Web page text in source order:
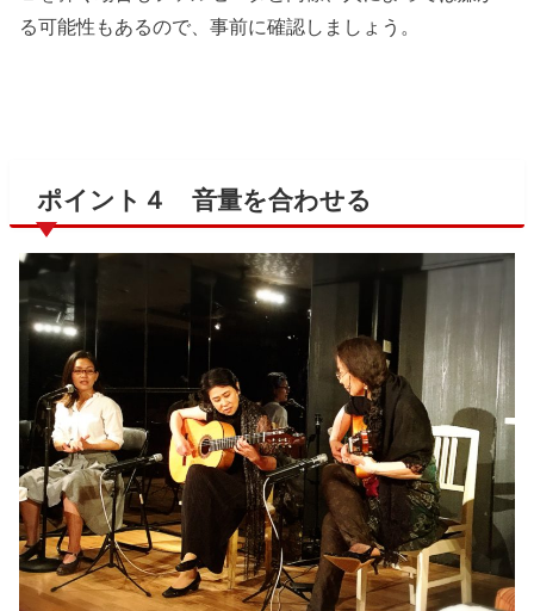
る可能性もあるので、事前に確認しましょう。
ポイント４ 音量を合わせる